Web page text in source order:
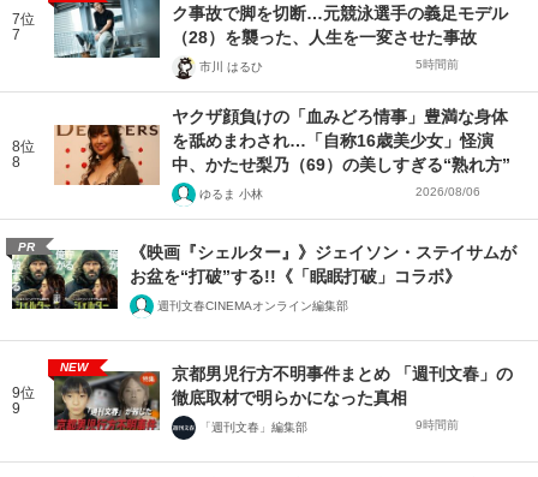
7位
7
ク事故で脚を切断…元競泳選手の義足モデル
（28）を襲った、人生を一変させた事故
市川 はるひ 5時間前
8位
8
ヤクザ顔負けの「血みどろ情事」豊満な身体
を舐めまわされ…「自称16歳美少女」怪演
中、かたせ梨乃（69）の美しすぎる“熟れ方”
ゆるま 小林 2026/08/06
PR
《映画『シェルター』》ジェイソン・ステイサムが
お盆を“打破”する!!《「眠眠打破」コラボ》
週刊文春CINEMAオンライン編集部
9位
9
NEW
京都男児行方不明事件まとめ 「週刊文春」の
徹底取材で明らかになった真相
「週刊文春」編集部 9時間前